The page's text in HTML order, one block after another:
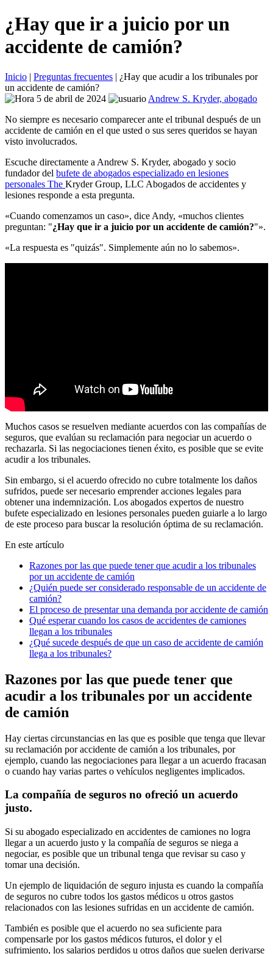
¿Hay que ir a juicio por un
accidente de camión?
Inicio | Preguntas frecuentes | ¿Hay que acudir a los tribunales por
un accidente de camión?
5 de abril de 2024
Andrew S. Kryder, abogado
No siempre es necesario comparecer ante el tribunal después de un
accidente de camión en el que usted o sus seres queridos se hayan
visto involucrados.
Escuche directamente a Andrew S. Kryder, abogado y socio
fundador del bufete de abogados especializado en lesiones
personales The Kryder Group, LLC Abogados de accidentes y
lesiones responde a esta pregunta.
«Cuando comenzamos un caso», dice Andy, «muchos clientes
preguntan: "¿Hay que ir a juicio por un accidente de camión?"».
«La respuesta es "quizás". Simplemente aún no lo sabemos».
Muchos casos se resuelven mediante acuerdos con las compañías de
seguros, que evalúan su reclamación para negociar un acuerdo o
rechazarla. Si las negociaciones tienen éxito, es posible que se evite
acudir a los tribunales.
Sin embargo, si el acuerdo ofrecido no cubre totalmente los daños
sufridos, puede ser necesario emprender acciones legales para
obtener una indemnización. Los abogados expertos de nuestro
bufete especializado en lesiones personales pueden guiarle a lo largo
de este proceso para buscar la resolución óptima de su reclamación.
En este artículo
Razones por las que puede tener que acudir a los tribunales
por un accidente de camión
¿Quién puede ser considerado responsable de un accidente de
camión?
El proceso de presentar una demanda por accidente de camión
Qué esperar cuando los casos de accidentes de camiones
llegan a los tribunales
¿Qué sucede después de que un caso de accidente de camión
llega a los tribunales?
Razones por las que puede tener que
acudir a los tribunales por un accidente
de camión
Hay ciertas circunstancias en las que es posible que tenga que llevar
su reclamación por accidente de camión a los tribunales, por
ejemplo, cuando las negociaciones para llegar a un acuerdo fracasan
o cuando hay varias partes o vehículos negligentes implicados.
La compañía de seguros no ofreció un acuerdo
justo.
Si su abogado especializado en accidentes de camiones no logra
llegar a un acuerdo justo y la compañía de seguros se niega a
negociar, es posible que un tribunal tenga que revisar su caso y
tomar una decisión.
Un ejemplo de liquidación de seguro injusta es cuando la compañía
de seguros no cubre todos los gastos médicos u otros gastos
relacionados con las lesiones sufridas en un accidente de camión.
También es posible que el acuerdo no sea suficiente para
compensarle por los gastos médicos futuros, el dolor y el
sufrimiento, los salarios perdidos u otros daños que suelen derivarse